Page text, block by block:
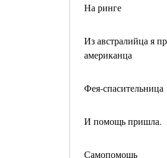
На ринге
Из австралийца я
американца
Фея-спасительница
И помощь пришла.
Самопомощь